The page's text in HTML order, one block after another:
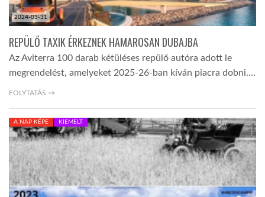
AFRIKA TUDÁSTÁR
LINKTR.EE
GLOBOZSARU
DOBRAVERO.HU
2024-03-31
REPÜLŐ TAXIK ÉRKEZNEK HAMAROSAN DUBAJBA
Az Aviterra 100 darab kétüléses repülő autóra adott le
megrendelést, amelyeket 2025-26-ban kíván piacra dobni.…
FOLYTATÁS →
A NAP KÉPE KIEMELT